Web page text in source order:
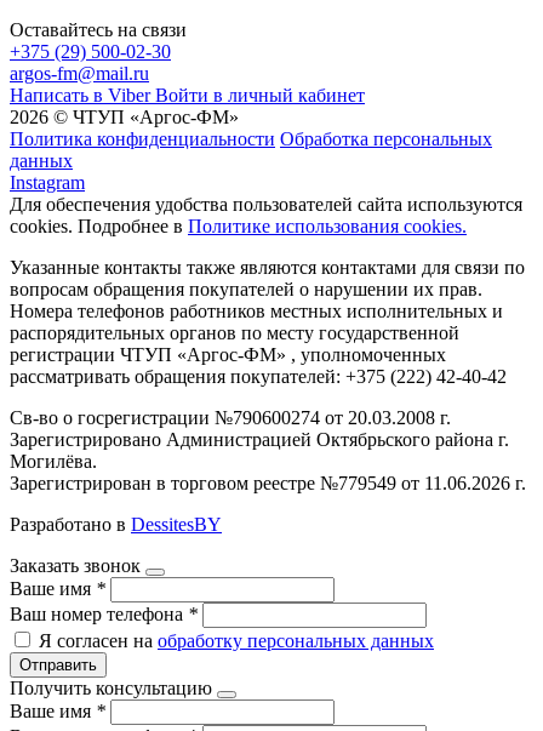
Оставайтесь на связи
+375 (29) 500-02-30
argos-fm@mail.ru
Написать в Viber Войти в личный кабинет
2026 © ЧТУП «Аргос-ФМ»
Политика конфиденциальности Обработка персональных
данных
Instagram
Для обеспечения удобства пользователей сайта используются
cookies. Подробнее в Политике использования cookies.
Указанные контакты также являются контактами для связи по
вопросам обращения покупателей о нарушении их прав.
Номера телефонов работников местных исполнительных и
распорядительных органов по месту государственной
регистрации ЧТУП «Аргос-ФМ» , уполномоченных
рассматривать обращения покупателей: +375 (222) 42-40-42
Св-во о госрегистрации №790600274 от 20.03.2008 г.
Зарегистрировано Администрацией Октябрьского района г.
Могилёва.
Зарегистрирован в торговом реестре №779549 от 11.06.2026 г.
Разработано в DessitesBY
Заказать звонок
Ваше имя *
Ваш номер телефона *
Я согласен на обработку персональных данных
Отправить
Получить консультацию
Ваше имя *